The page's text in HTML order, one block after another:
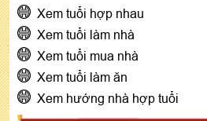
Xem tuổi hợp nhau
Xem tuổi làm nhà
Xem tuổi mua nhà
Xem tuổi làm ăn
Xem hướng nhà hợp tuổi